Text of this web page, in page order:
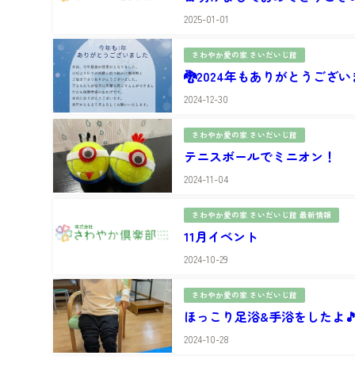
2025-01-01
さわやか愛の家 さいだいじ館
🐉2024年もありがとうござ
2024-12-30
さわやか愛の家 さいだいじ館
テニスボールでミニオン！
2024-11-04
さわやか愛の家 さいだいじ館 最新情報
11月イベント
2024-10-29
さわやか愛の家 さいだいじ館
ほっこり足浴&手浴をしたよ
2024-10-28